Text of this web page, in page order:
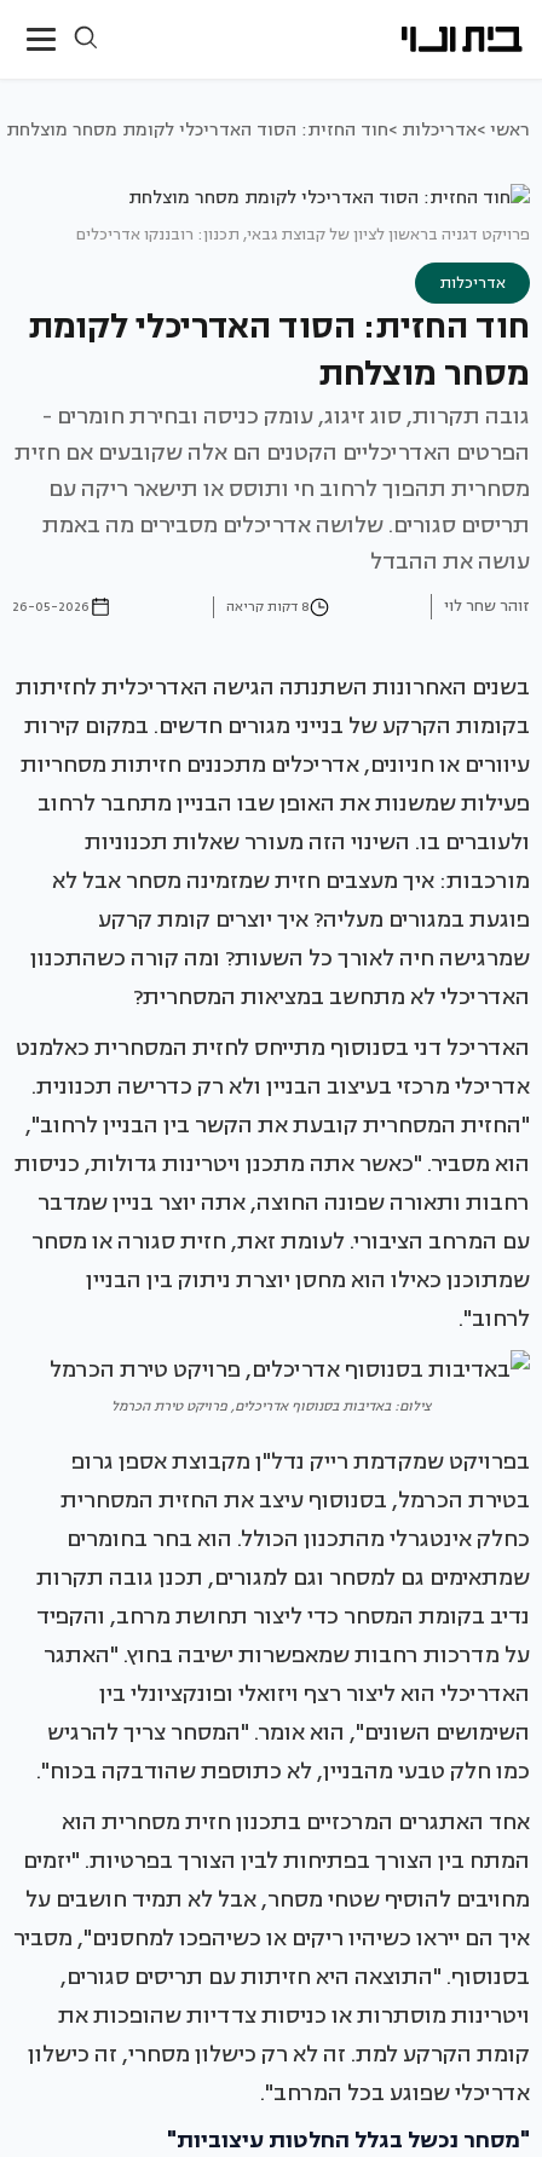
ראשי >אדריכלות >חוד החזית: הסוד האדריכלי לקומת מסחר מוצלחת
פרויקט דגניה בראשון לציון של קבוצת גבאי, תכנון: רובננקו אדריכלים
אדריכלות
חוד החזית: הסוד האדריכלי לקומת
מסחר מוצלחת
גובה תקרות, סוג זיגוג, עומק כניסה ובחירת חומרים -
הפרטים האדריכליים הקטנים הם אלה שקובעים אם חזית
מסחרית תהפוך לרחוב חי ותוסס או תישאר ריקה עם
תריסים סגורים. שלושה אדריכלים מסבירים מה באמת
עושה את ההבדל
זוהר שחר לוי 8 דקות קריאה 26-05-2026
בשנים האחרונות השתנתה הגישה האדריכלית לחזיתות
בקומות הקרקע של בנייני מגורים חדשים. במקום קירות
עיוורים או חניונים, אדריכלים מתכננים חזיתות מסחריות
פעילות שמשנות את האופן שבו הבניין מתחבר לרחוב
ולעוברים בו. השינוי הזה מעורר שאלות תכנוניות
מורכבות: איך מעצבים חזית שמזמינה מסחר אבל לא
פוגעת במגורים מעליה? איך יוצרים קומת קרקע
שמרגישה חיה לאורך כל השעות? ומה קורה כשהתכנון
האדריכלי לא מתחשב במציאות המסחרית?
האדריכל דני בסנוסוף מתייחס לחזית המסחרית כאלמנט
אדריכלי מרכזי בעיצוב הבניין ולא רק כדרישה תכנונית.
"החזית המסחרית קובעת את הקשר בין הבניין לרחוב",
הוא מסביר. "כאשר אתה מתכנן ויטרינות גדולות, כניסות
רחבות ותאורה שפונה החוצה, אתה יוצר בניין שמדבר
עם המרחב הציבורי. לעומת זאת, חזית סגורה או מסחר
שמתוכנן כאילו הוא מחסן יוצרת ניתוק בין הבניין
לרחוב".
צילום: באדיבות בסנוסוף אדריכלים, פרויקט טירת הכרמל
בפרויקט שמקדמת רייק נדל"ן מקבוצת אספן גרופ
בטירת הכרמל, בסנוסוף עיצב את החזית המסחרית
כחלק אינטגרלי מהתכנון הכולל. הוא בחר בחומרים
שמתאימים גם למסחר וגם למגורים, תכנן גובה תקרות
נדיב בקומת המסחר כדי ליצור תחושת מרחב, והקפיד
על מדרכות רחבות שמאפשרות ישיבה בחוץ. "האתגר
האדריכלי הוא ליצור רצף ויזואלי ופונקציונלי בין
השימושים השונים", הוא אומר. "המסחר צריך להרגיש
כמו חלק טבעי מהבניין, לא כתוספת שהודבקה בכוח".
אחד האתגרים המרכזיים בתכנון חזית מסחרית הוא
המתח בין הצורך בפתיחות לבין הצורך בפרטיות. "יזמים
מחויבים להוסיף שטחי מסחר, אבל לא תמיד חושבים על
איך הם ייראו כשיהיו ריקים או כשיהפכו למחסנים", מסביר
בסנוסוף. "התוצאה היא חזיתות עם תריסים סגורים,
ויטרינות מוסתרות או כניסות צדדיות שהופכות את
קומת הקרקע למת. זה לא רק כישלון מסחרי, זה כישלון
אדריכלי שפוגע בכל המרחב".
"מסחר נכשל בגלל החלטות עיצוביות"